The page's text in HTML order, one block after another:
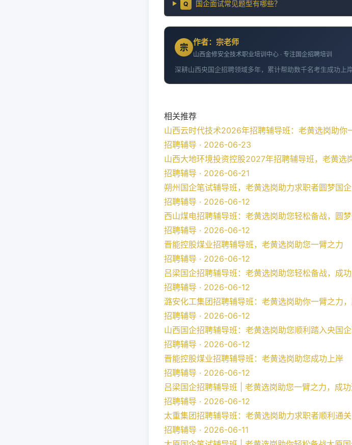
Q 国企面试常见题型有哪些？
宗
作者：宗老师
山西金修安全技术职业培训中心 · 专注国企招聘培训
深耕山西央国企招聘领域多年，累计帮助数千名考生成功上
相关推荐
山西云时代技术2026年招聘辅导班：老黄选岗助你
招聘辅导 · 2026-06-23
山西大地环境投资控股2027年招聘辅导班，老黄选
招聘辅导 · 2026-06-21
朔州国企笔试辅导班，老黄选岗助力求职者圆梦国企
招聘辅导 · 2026-06-12
西山煤电招聘辅导班：老黄选岗助您轻松备战，圆梦
招聘辅导 · 2026-06-12
晋能控股煤业招聘辅导班，老黄选岗助您一臂之力
招聘辅导 · 2026-06-12
吕梁国企招聘辅导班：老黄选岗助您轻松备战，成
招聘辅导 · 2026-06-12
潞安化工集团招聘辅导班：老黄选岗助你一臂之力
招聘辅导 · 2026-06-12
山西国企招聘辅导班：老黄选岗助您顺利踏入央国
招聘辅导 · 2026-06-12
晋能控股煤业招聘辅导班：老黄选岗助您成功上岸
招聘辅导 · 2026-06-12
吕梁国企招聘辅导班 | 老黄选岗助您一臂之力，成
招聘辅导 · 2026-06-12
太重集团招聘辅导班：老黄选岗助力求职者顺利通关
招聘辅导 · 2026-06-11